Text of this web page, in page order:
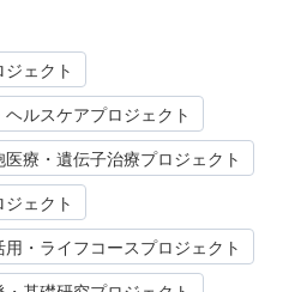
ジェクト
ヘルスケアプロジェクト
医療・遺伝子治療プロジェクト
ェクト
用・ライフコースプロジェクト